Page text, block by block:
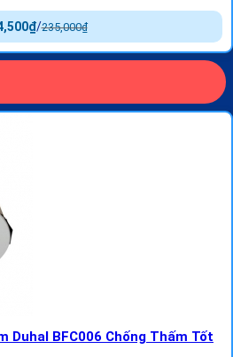
235,000₫
/
₫
Duhal BFC006 Chống Thấm Tốt